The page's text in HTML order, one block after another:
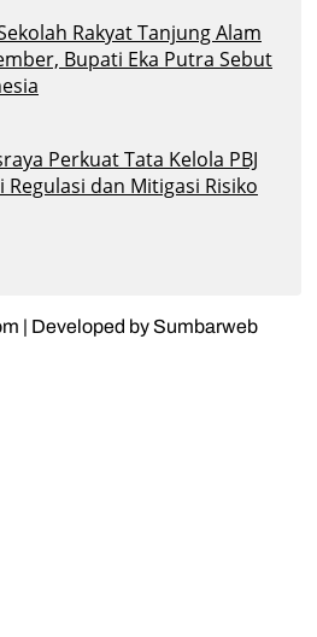
Rakyat Tanjung Alam
Bupati Eka Putra Sebut
Perkuat Tata Kelola PBJ
Regulasi dan Mitigasi Risiko
| Developed by Sumbarweb